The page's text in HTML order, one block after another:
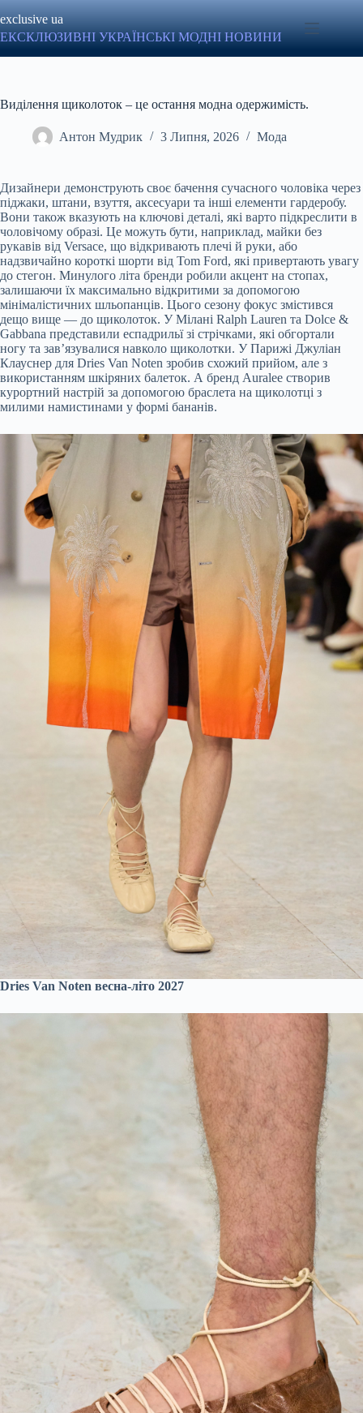
до
вмісту
exclusive ua
ЕКСКЛЮЗИВНІ УКРАЇНСЬКІ МОДНІ НОВИНИ
Виділення щиколоток – це остання модна одержимість.
Антон Мудрик 3 Липня, 2026 Мода
Дизайнери демонструють своє бачення сучасного чоловіка через
піджаки, штани, взуття, аксесуари та інші елементи гардеробу.
Вони також вказують на ключові деталі, які варто підкреслити в
чоловічому образі. Це можуть бути, наприклад, майки без
рукавів від Versace, що відкривають плечі й руки, або
надзвичайно короткі шорти від Tom Ford, які привертають увагу
до стегон. Минулого літа бренди робили акцент на стопах,
залишаючи їх максимально відкритими за допомогою
мінімалістичних шльопанців. Цього сезону фокус змістився
дещо вище — до щиколоток. У Мілані Ralph Lauren та Dolce &
Gabbana представили еспадрильї зі стрічками, які обгортали
ногу та зав’язувалися навколо щиколотки. У Парижі Джуліан
Клауснер для Dries Van Noten зробив схожий прийом, але з
використанням шкіряних балеток. А бренд Auralee створив
курортний настрій за допомогою браслета на щиколотці з
милими намистинами у формі бананів.
Dries Van Noten весна-літо 2027